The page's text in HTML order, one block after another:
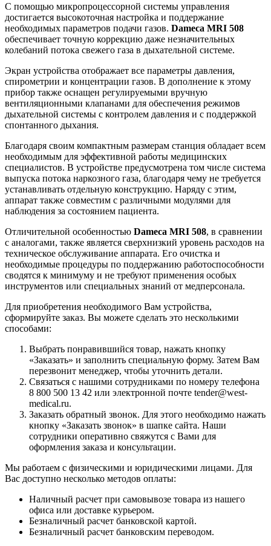
С помощью микропроцессорной системы управления
достигается высокоточная настройка и поддержание
необходимых параметров подачи газов. Dameca MRI 508
обеспечивает точную коррекцию даже незначительных
колебаний потока свежего газа в дыхательной системе.
Экран устройства отображает все параметры давления,
спирометрии и концентрации газов. В дополнение к этому
прибор также оснащен регулируемыми вручную
вентиляционными клапанами для обеспечения режимов
дыхательной системы с контролем давления и с поддержкой
спонтанного дыхания.
Благодаря своим компактным размерам станция обладает всем
необходимым для эффективной работы медицинских
специалистов. В устройстве предусмотрена том числе система
выпуска потока наркозного газа, благодаря чему не требуется
устанавливать отдельную конструкцию. Наряду с этим,
аппарат также совместим с различными модулями для
наблюдения за состоянием пациента.
Отличительной особенностью Dameca MRI 508, в сравнении
с аналогами, также является сверхнизкий уровень расходов на
техническое обслуживание аппарата. Его очистка и
необходимые процедуры по поддержанию работоспособности
сводятся к минимуму и не требуют применения особых
инструментов или специальных знаний от медперсонала.
Для приобретения необходимого Вам устройства,
сформируйте заказ. Вы можете сделать это несколькими
способами:
Выбрать понравившийся товар, нажать кнопку
«Заказать» и заполнить специальную форму. Затем Вам
перезвонит менеджер, чтобы уточнить детали.
Связаться с нашими сотрудниками по номеру телефона
8 800 500 13 42 или электронной почте tender@west-
medical.ru.
Заказать обратный звонок. Для этого необходимо нажать
кнопку «Заказать звонок» в шапке сайта. Наши
сотрудники оперативно свяжутся с Вами для
оформления заказа и консультации.
Мы работаем с физическими и юридическими лицами. Для
Вас доступно несколько методов оплаты:
Наличный расчет при самовывозе товара из нашего
офиса или доставке курьером.
Безналичный расчет банковской картой.
Безналичный расчет банковским переводом.